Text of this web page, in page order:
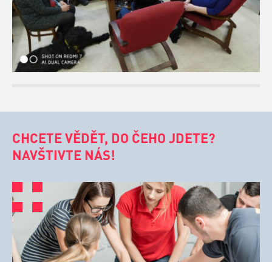
CHCETE VĚDĚT, DO ČEHO JDETE?
NAVŠTIVTE NÁS!